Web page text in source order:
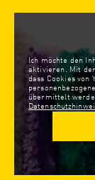
Ich möchte den
aktivieren. Mit
dass Cookies von
übermittelt